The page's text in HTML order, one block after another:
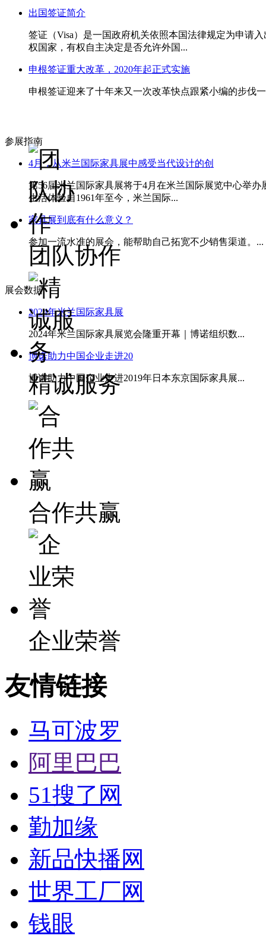
出国签证简介
签证（Visa）是一国政府机关依照本国法律规定为申请
权国家，有权自主决定是否允许外国...
申根签证重大改革，2020年起正式实施
申根签证迎来了十年来又一次改革快点跟紧小编的步伐
参展指南
4月，从米兰国际家具展中感受当代设计的创
第56届米兰国际家具展将于4月在米兰国际展览中心举
生活体验自1961年至今，米兰国际...
家具展到底有什么意义？
参加一流水准的展会，能帮助自己拓宽不少销售渠道。...
展会数据
2024年米兰国际家具展
2024年米兰国际家具展览会隆重开幕｜博诺组织数...
博诺助力中国企业走进20
博诺助力中国企业走进2019年日本东京国际家具展...
团队协作
精诚服务
合作共赢
企业荣誉
友情链接
马可波罗
阿里巴巴
51搜了网
勤加缘
新品快播网
世界工厂网
钱眼